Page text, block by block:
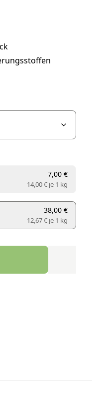
7,00 €
14,00 € je1 kg
38,00 €
12,67 € je1 kg